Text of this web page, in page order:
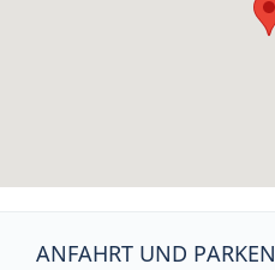
ANFAHRT UND PARKEN